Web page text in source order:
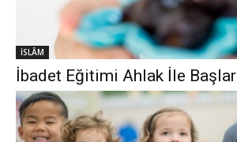
İSLÂM
İbadet Eğitimi Ahlak İle Başlar